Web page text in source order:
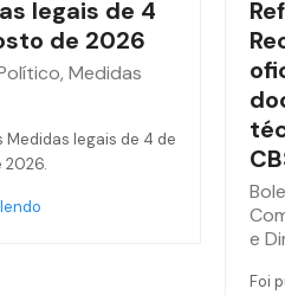
legais de 4
de 2026
, Medidas
Medidas legais de 4 de
2026.
e
Foi